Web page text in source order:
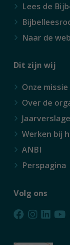
Lees de
Naar de
Dit zijn wij
Onze missie
Over de
Werken bij
ANBI
Perspagina
Volg ons